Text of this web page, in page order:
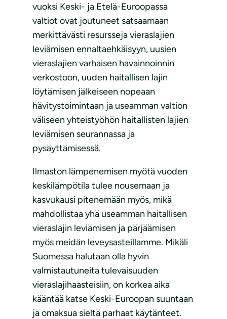
vuoksi Keski- ja Etelä-Euroopassa
valtiot ovat joutuneet satsaamaan
merkittävästi resursseja vieraslajien
leviämisen ennaltaehkäisyyn, uusien
vieraslajien varhaisen havainnoinnin
verkostoon, uuden haitallisen lajin
löytämisen jälkeiseen nopeaan
hävitystoimintaan ja useamman valtion
väliseen yhteistyöhön haitallisten lajien
leviämisen seurannassa ja
pysäyttämisessä.
Ilmaston lämpenemisen myötä vuoden
keskilämpötila tulee nousemaan ja
kasvukausi pitenemään myös, mikä
mahdollistaa yhä useamman haitallisen
vieraslajin leviämisen ja pärjäämisen
myös meidän leveysasteillamme. Mikäli
Suomessa halutaan olla hyvin
valmistautuneita tulevaisuuden
vieraslajihaasteisiin, on korkea aika
kääntää katse Keski-Euroopan suuntaan
ja omaksua sieltä parhaat käytänteet.